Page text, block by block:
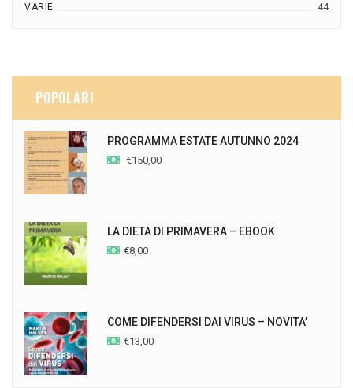
VARIE 44
POPOLARI
PROGRAMMA ESTATE AUTUNNO 2024
€150,00
LA DIETA DI PRIMAVERA – EBOOK
€8,00
COME DIFENDERSI DAI VIRUS – NOVITA’
€13,00